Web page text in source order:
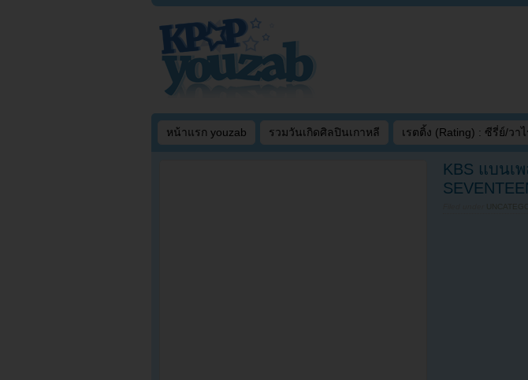
หน้าแรก youzab รวมวันเกิดศิลปินเกาหลี เรตติ้ง (Rating) : ซีรี่ย์/วา
KBS แบนเพ